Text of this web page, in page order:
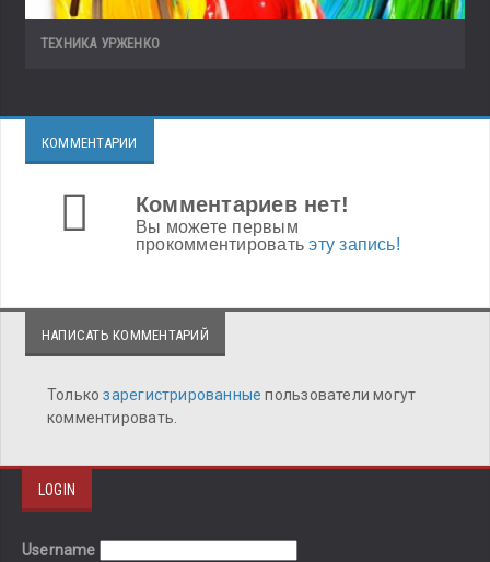
ТЕХНИКА УРЖЕНКО
КОММЕНТАРИИ
Комментариев нет!
Вы можете первым
прокомментироватьэту запись!
НАПИСАТЬ КОММЕНТАРИЙ
Толькозарегистрированныепользователи могут
комментировать.
LOGIN
Username